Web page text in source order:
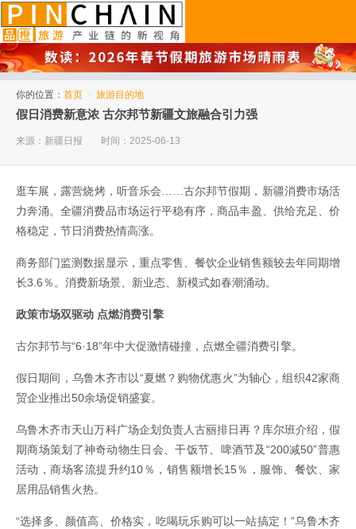
你的位置： 首页 > 旅游目的地
假日消费新意浓 古尔邦节新疆文旅融合引力强
来源：新疆日报 时间：2025-06-13
逛车展，露营烧烤，听音乐会……古尔邦节假期，新疆消费市场活
力奔涌。全疆消费品市场运行平稳有序，商品丰盈、供给充足、价
格稳定，节日消费热情高涨。
商务部门监测数据显示，重点零售、餐饮企业销售额较去年同期增
长3.6％。消费新场景、新业态、新模式如春潮涌动。
政策市场双驱动 点燃消费引擎
古尔邦节与“6·18”年中大促激情碰撞，点燃全疆消费引擎。
假日期间，乌鲁木齐市以“夏燃？购物优惠火”为轴心，组织42家商
贸企业推出50余场促销盛宴。
乌鲁木齐市天山万科广场企划负责人古丽排日再？库尔班介绍，假
期商场策划了神奇动物生日会、干饭节、啤酒节及“200减50”普惠
活动，商场客流提升约10％，销售额增长15％，服饰、餐饮、家
居用品销售火热。
“选择多、颜值高、价格实，吃喝玩乐购可以一站搞定！”乌鲁木齐